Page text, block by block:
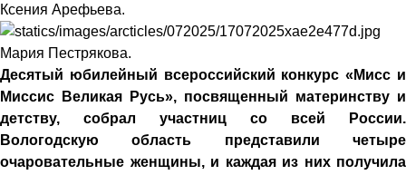
Ксения Арефьева.
Мария Пестрякова.
Десятый юбилейный всероссийский конкурс «Мисс и
Миссис Великая Русь», посвященный материнству и
детству, собрал участниц со всей России.
Вологодскую область представили четыре
очаровательные женщины, и каждая из них получила